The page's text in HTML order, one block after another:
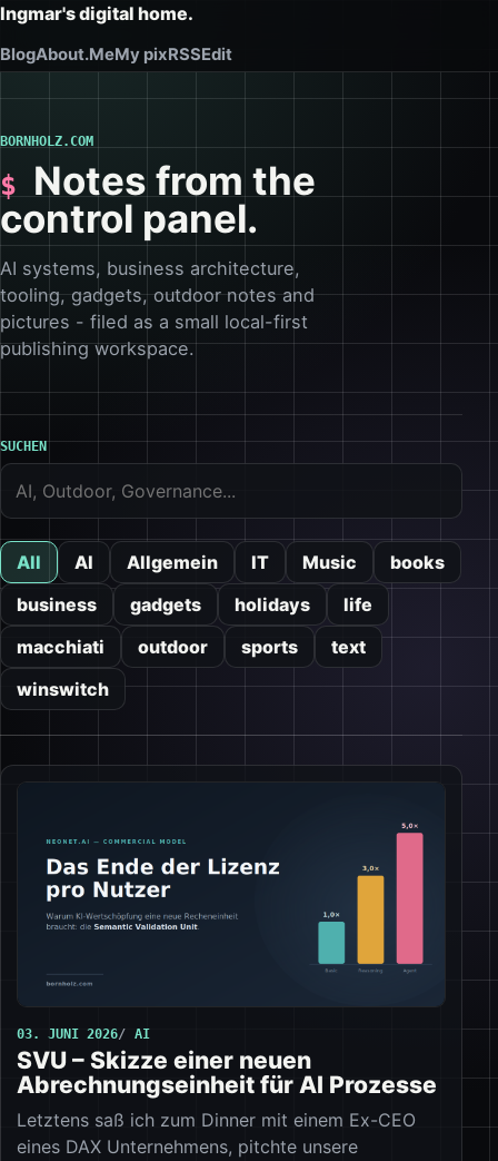
Ingmar's digital home.
BlogAbout.MeMy pixRSSEdit
BORNHOLZ.COM
Notes from the
control panel.
AI systems, business architecture,
tooling, gadgets, outdoor notes and
pictures - filed as a small local-first
publishing workspace.
SUCHEN
All AI Allgemein IT Music
books
business
gadgets holidays
life
macchiati
outdoor sports
text
winswitch
03. JUNI 2026 AI
SVU – Skizze einer neuen
Abrechnungseinheit für AI Prozesse
Letztens saß ich zum Dinner mit einem Ex-CEO
eines DAX Unternehmens, pitchte unsere